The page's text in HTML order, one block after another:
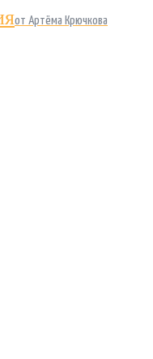
от Артёма Крючкова